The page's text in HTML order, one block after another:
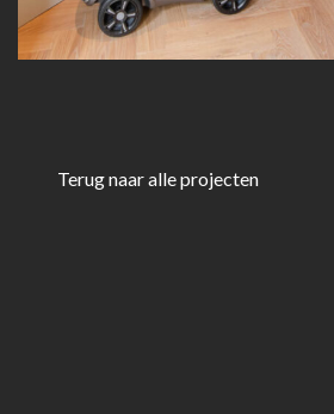
Terug naar alle projecten